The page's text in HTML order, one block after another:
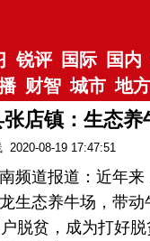
锐评 国际 国内
财智 城市 地方
店镇：生态养
2020-08-19 17:47:51
道报道：近年来
生态养牛场，带
脱贫，成为打好